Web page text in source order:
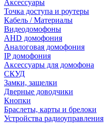
Аксессуары
Точка доступа и роутеры
Кабель / Материалы
Видеодомофоны
AHD домофония
Аналоговая домофония
IP домофония
Аксессуары для домофона
СКУД
Замки, защелки
Дверные доводчики
Кнопки
Браслеты, карты и брелоки
Устройства радиоуправления